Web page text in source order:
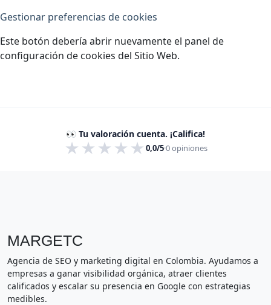
Gestionar preferencias de cookies
Este botón debería abrir nuevamente el panel de
configuración de cookies del Sitio Web.
👀 Tu valoración cuenta. ¡Califica!
★
★
★
★
★ 0,0/5·0opiniones
MARGETC
Agencia de SEO y marketing digital en Colombia. Ayudamos a
empresas a ganar visibilidad orgánica, atraer clientes
calificados y escalar su presencia en Google con estrategias
medibles.